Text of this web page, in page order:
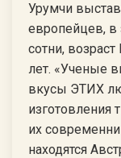
Урумчи
европейцев, в
сотни,
лет. «Ученые
вкусы ЭТИХ
изготовления
их
находятся